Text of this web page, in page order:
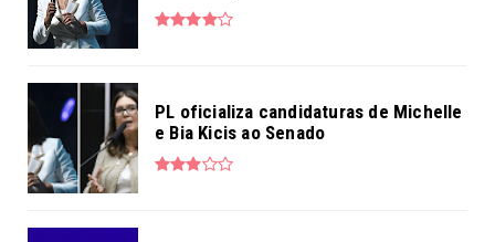
PL oficializa candidaturas de Michelle
e Bia Kicis ao Senado